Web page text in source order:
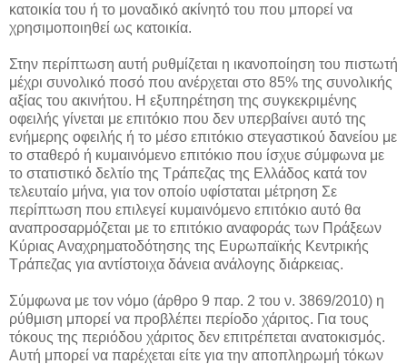
κατοικία του ή το μοναδικό ακίνητό του που μπορεί να
χρησιμοποιηθεί ως κατοικία.
Στην περίπτωση αυτή ρυθμίζεται η ικανοποίηση του πιστωτή
μέχρι συνολικό ποσό που ανέρχεται στο 85% της συνολικής
αξίας του ακινήτου. Η εξυπηρέτηση της συγκεκριμένης
οφειλής γίνεται με επιτόκιο που δεν υπερβαίνει αυτό της
ενήμερης οφειλής ή το μέσο επιτόκιο στεγαστικού δανείου με
το σταθερό ή κυμαινόμενο επιτόκιο που ίσχυε σύμφωνα με
το στατιστικό δελτίο της Τράπεζας της Ελλάδος κατά τον
τελευταίο μήνα, για τον οποίο υφίσταται μέτρηση Σε
περίπτωση που επιλεγεί κυμαινόμενο επιτόκιο αυτό θα
αναπροσαρμόζεται με το επιτόκιο αναφοράς των Πράξεων
Κύριας Αναχρηματοδότησης της Ευρωπαϊκής Κεντρικής
Τράπεζας για αντίστοιχα δάνεια ανάλογης διάρκειας.
Σύμφωνα με τον νόμο (άρθρο 9 παρ. 2 του ν. 3869/2010) η
ρύθμιση μπορεί να προβλέπει περίοδο χάριτος. Για τους
τόκους της περιόδου χάριτος δεν επιτρέπεται ανατοκισμός.
Αυτή μπορεί να παρέχεται είτε για την αποπληρωμή τόκων